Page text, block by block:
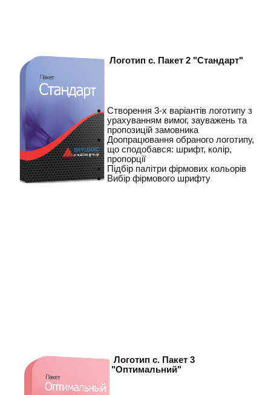
Логотип с. Пакет 2 "Стандарт"
Створення 3-х варіантів логотипу з
урахуванням вимог, зауважень та
пропозицій замовника
Доопрацювання обраного логотипу,
що сподобався: шрифт, колір,
пропорції
Підбір палітри фірмових кольорів
Вибір фірмового шрифту
Логотип с. Пакет 3
"Оптимальний"